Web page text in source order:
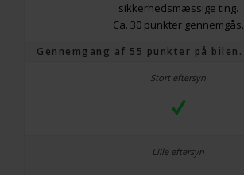
sikkerhedsmæssige ting.
Ca. 30 punkter gennemgås.
Gennemgang af 55 punkter på bilen.